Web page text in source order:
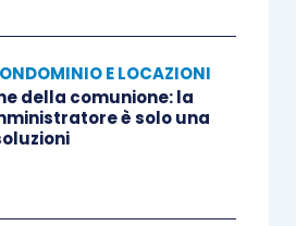
E LOCAZIONI
della comunione: la
è solo una